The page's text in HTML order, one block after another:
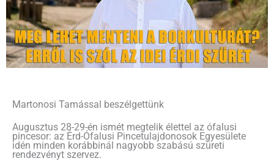
Martonosi Tamással beszélgettünk
Augusztus 28-29-én ismét megtelik élettel az ófalusi
pincesor: az Érd-Ófalusi Pincetulajdonosok Egyesülete
idén minden korábbinál nagyobb szabású szüreti
rendezvényt szervez.